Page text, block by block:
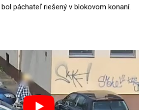
bol páchateľ riešený v blokovom konaní.